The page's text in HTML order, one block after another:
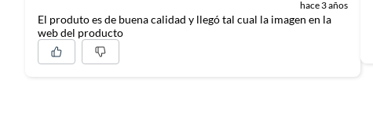
hace 3 años
El produto es de buena calidad y llegó tal cual la imagen en la
web del producto